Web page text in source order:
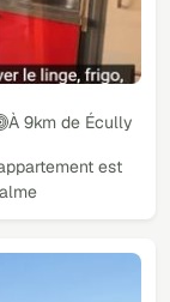
À 9km de Écully
est